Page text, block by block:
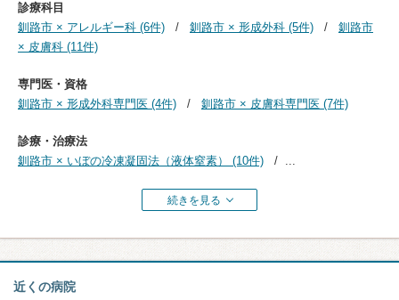
診療科目
釧路市 × アレルギー科 (6件)
釧路市 × 形成外科 (5件)
釧路市
× 皮膚科 (11件)
専門医・資格
釧路市 × 形成外科専門医 (4件)
釧路市 × 皮膚科専門医 (7件)
診療・治療法
釧路市 × いぼの冷凍凝固法（液体窒素） (10件)
...
続きを見る
近くの病院